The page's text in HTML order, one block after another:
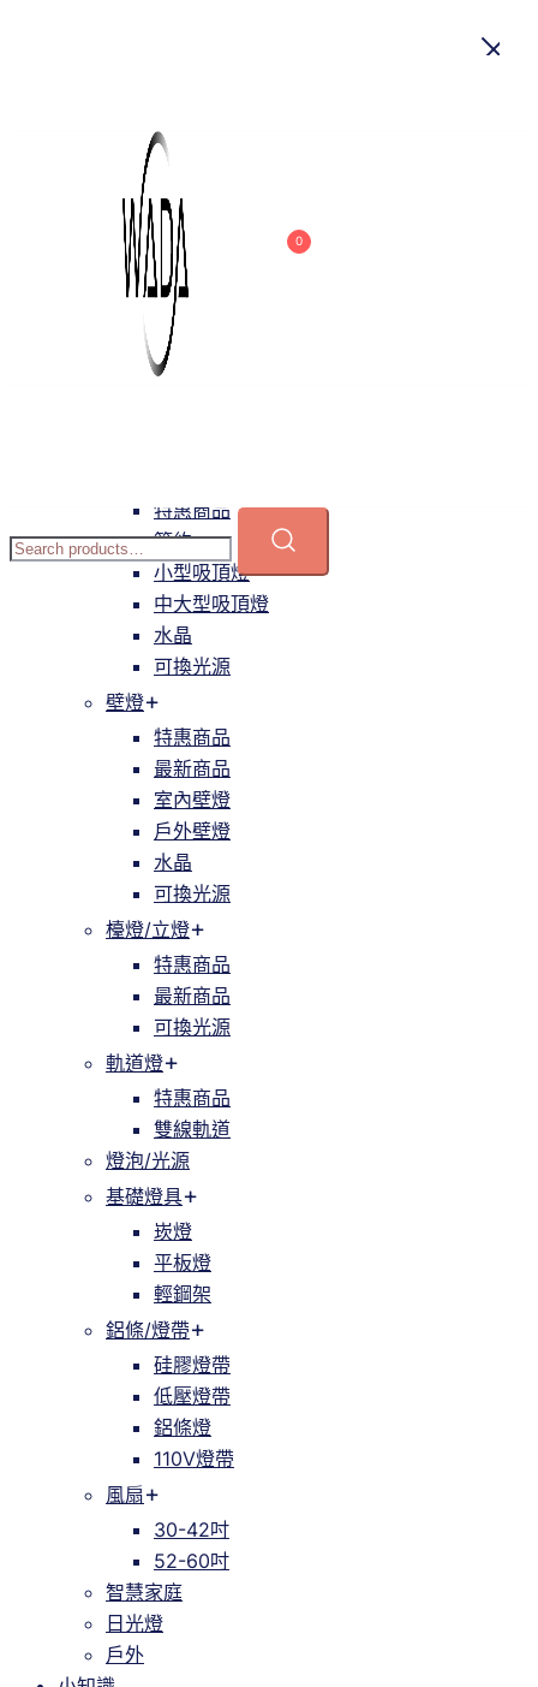
0
吊燈
特惠商品
小型吊燈
中大型吊燈
長形吊燈
特惠商品
簡約
小型吸頂燈
中大型吸頂燈
水晶
可換光源
壁燈
特惠商品
最新商品
室內壁燈
戶外壁燈
水晶
可換光源
檯燈/立燈
特惠商品
最新商品
可換光源
軌道燈
特惠商品
雙線軌道
燈泡/光源
基礎燈具
崁燈
平板燈
輕鋼架
鋁條/燈帶
硅膠燈帶
低壓燈帶
鋁條燈
110V燈帶
風扇
30-42吋
52-60吋
智慧家庭
日光燈
戶外